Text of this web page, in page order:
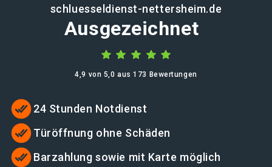
schluesseldienst-nettersheim.de
Ausgezeichnet
4,9 von 5,0 aus 173 Bewertungen
24 Stunden Notdienst
Türöffnung ohne Schäden
Barzahlung sowie mit Karte möglich